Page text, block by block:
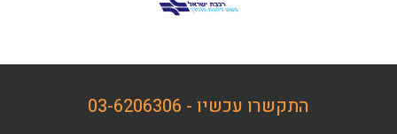
התקשרו עכשיו - 03-6206306